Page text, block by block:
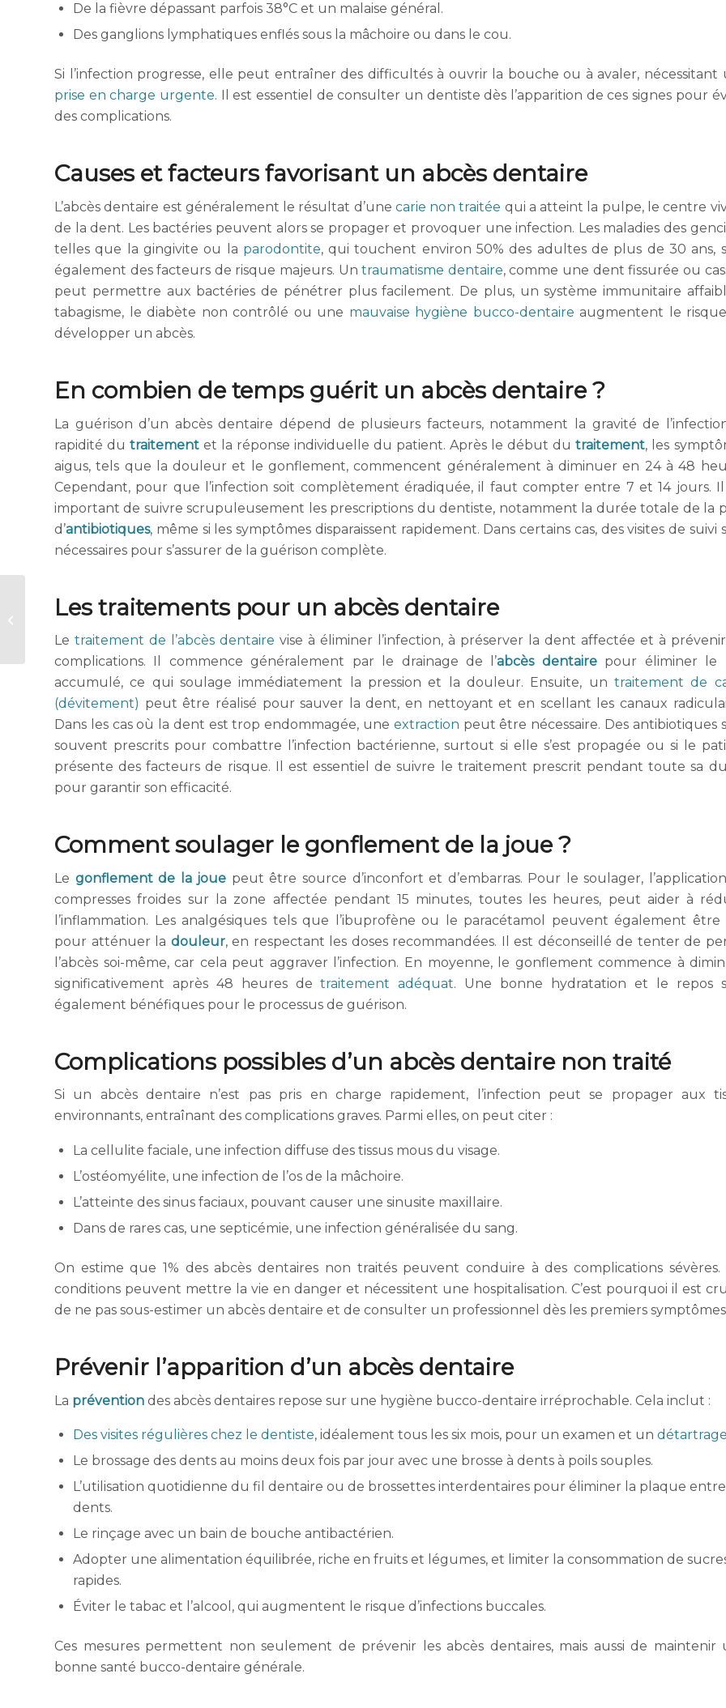
De la fièvre dépassant parfois 38°C et un malaise général.
Des ganglions lymphatiques enflés sous la mâchoire ou dans le cou.
Si l’infection progresse, elle peut entraîner des difficultés à ouvrir la bouche ou à avaler, nécessitant
prise en charge urgente. Il est essentiel de consulter un dentiste dès l’apparition de ces signes pour
des complications.
Causes et facteurs favorisant un abcès dentaire
L’abcès dentaire est généralement le résultat d’une carie non traitée qui a atteint la pulpe, le centre
de la dent. Les bactéries peuvent alors se propager et provoquer une infection. Les maladies des
telles que la gingivite ou la parodontite, qui touchent environ 50% des adultes de plus de 30 ans,
également des facteurs de risque majeurs. Untraumatisme dentaire, comme une dent fissurée ou
peut permettre aux bactéries de pénétrer plus facilement. De plus, un système immunitaire
tabagisme, le diabète non contrôlé ou une mauvaise hygiène bucco-dentaire augmentent le
développer un abcès.
En combien de temps guérit un abcès dentaire ?
La guérison d’un abcès dentaire dépend de plusieurs facteurs, notamment la gravité de
rapidité dutraitement et la réponse individuelle du patient. Après le début dutraitement, les
aigus, tels que la douleur et le gonflement, commencent généralement à diminuer en 24 à 48
Cependant, pour que l’infection soit complètement éradiquée, il faut compter entre 7 et 14 jours.
important de suivre scrupuleusement les prescriptions du dentiste, notamment la durée totale de la
d’antibiotiques, même si les symptômes disparaissent rapidement. Dans certains cas, des visites de suivi
nécessaires pour s’assurer de la guérison complète.
Les traitements pour un abcès dentaire
Letraitement de l’abcès dentaire vise à éliminer l’infection, à préserver la dent affectée et à
complications. Il commence généralement par le drainage de l’abcès dentairepour éliminer le
accumulé, ce qui soulage immédiatement la pression et la douleur. Ensuite, un traitement de
(dévitement) peut être réalisé pour sauver la dent, en nettoyant et en scellant les canaux
Dans les cas où la dent est trop endommagée, une extraction peut être nécessaire. Des antibiotiques
souvent prescrits pour combattre l’infection bactérienne, surtout si elle s’est propagée ou si le
présente des facteurs de risque. Il est essentiel de suivre le traitement prescrit pendant toute sa
pour garantir son efficacité.
Comment soulager le gonflement de la joue ?
Le gonflement de la joue peut être source d’inconfort et d’embarras. Pour le soulager,
compresses froides sur la zone affectée pendant 15 minutes, toutes les heures, peut aider à
l’inflammation. Les analgésiques tels que l’ibuprofène ou le paracétamol peuvent également être
pour atténuer la douleur, en respectant les doses recommandées. Il est déconseillé de tenter de
l’abcès soi-même, car cela peut aggraver l’infection. En moyenne, le gonflement commence à
significativement après 48 heures detraitement adéquat. Une bonne hydratation et le repos
également bénéfiques pour le processus de guérison.
Complications possibles d’un abcès dentaire non traité
Si un abcès dentaire n’est pas pris en charge rapidement, l’infection peut se propager aux
environnants, entraînant des complications graves. Parmi elles, on peut citer :
La cellulite faciale, une infection diffuse des tissus mous du visage.
L’ostéomyélite, une infection de l’os de la mâchoire.
L’atteinte des sinus faciaux, pouvant causer une sinusite maxillaire.
Dans de rares cas, une septicémie, une infection généralisée du sang.
On estime que 1% des abcès dentaires non traités peuvent conduire à des complications sévères.
conditions peuvent mettre la vie en danger et nécessitent une hospitalisation. C’est pourquoi il est
de ne pas sous-estimer un abcès dentaire et de consulter un professionnel dès les premiers
Prévenir l’apparition d’un abcès dentaire
La prévention des abcès dentaires repose sur une hygiène bucco-dentaire irréprochable. Cela inclut :
Des visites régulières chez le dentiste, idéalement tous les six mois, pour un examen et un détartrage
Le brossage des dents au moins deux fois par jour avec une brosse à dents à poils souples.
L’utilisation quotidienne du fil dentaire ou de brossettes interdentaires pour éliminer la plaque
dents.
Le rinçage avec un bain de bouche antibactérien.
Adopter une alimentation équilibrée, riche en fruits et légumes, et limiter la consommation de
rapides.
Éviter le tabac et l’alcool, qui augmentent le risque d’infections buccales.
Ces mesures permettent non seulement de prévenir les abcès dentaires, mais aussi de maintenir
bonne santé bucco-dentaire générale.
Strass dentaire :
pose, risques et
conseils pratiques